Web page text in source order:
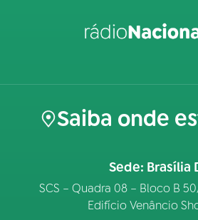
Saiba onde
Sede: Brasília
SCS – Quadra 08 – Bloco B
Edifício Venâncio